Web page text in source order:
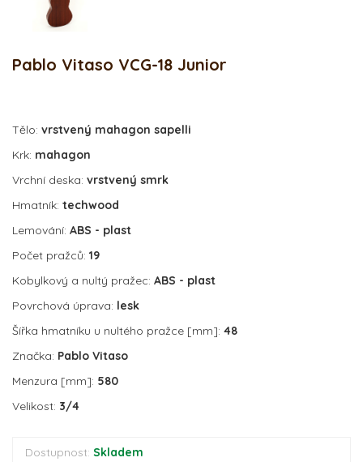
Pablo Vitaso VCG-18 Junior
Tělo: vrstvený mahagon sapelli
Krk: mahagon
Vrchní deska: vrstvený smrk
Hmatník: techwood
Lemování: ABS - plast
Počet pražců: 19
Kobylkový a nultý pražec: ABS - plast
Povrchová úprava: lesk
Šířka hmatníku u nultého pražce [mm]: 48
Značka: Pablo Vitaso
Menzura [mm]: 580
Velikost: 3/4
Dostupnost: Skladem